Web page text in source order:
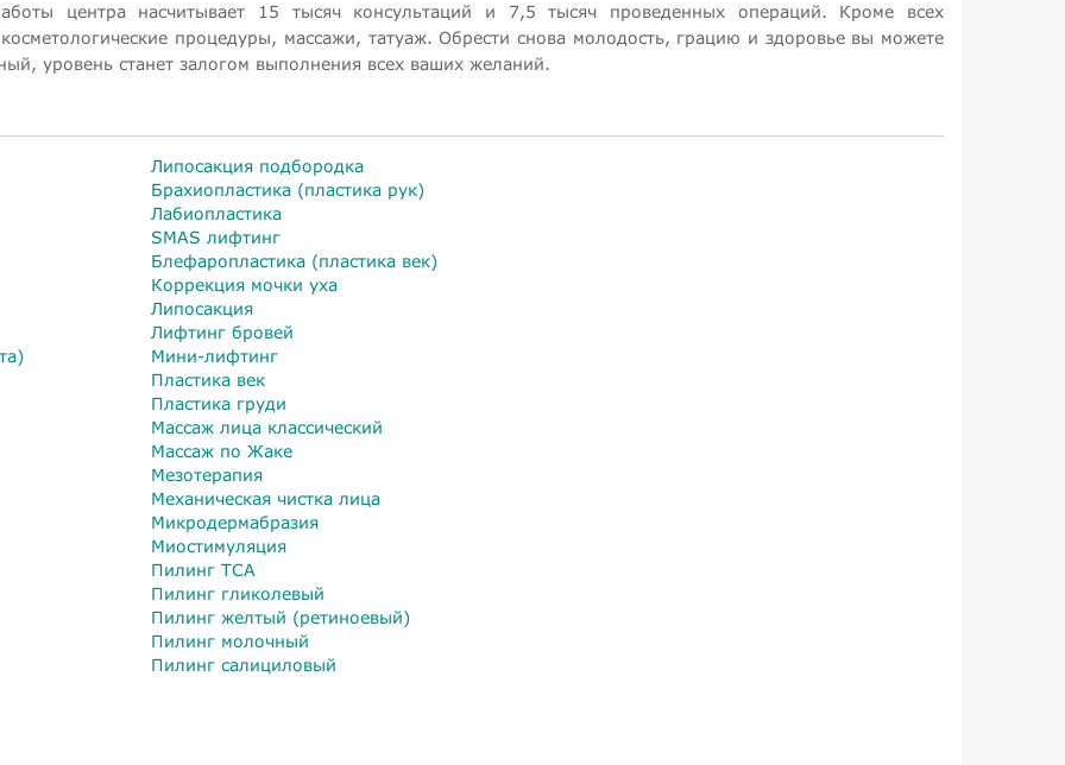
центра насчитывает 15 тысяч консультаций и 7,5 тысяч проведенных операций. Кроме всех
процедуры, массажи, татуаж. Обрести снова молодость, грацию и здоровье вы можете
уровень станет залогом выполнения всех ваших желаний.
Липосакция подбородка
Брахиопластика (пластика рук)
Лабиопластика
SMAS лифтинг
Блефаропластика (пластика век)
Коррекция мочки уха
Липосакция
Лифтинг бровей
Мини-лифтинг
Пластика век
Пластика груди
Массаж лица классический
Массаж по Жаке
Мезотерапия
Механическая чистка лица
Микродермабразия
Миостимуляция
Пилинг TCA
Пилинг гликолевый
Пилинг желтый (ретиноевый)
Пилинг молочный
Пилинг салициловый